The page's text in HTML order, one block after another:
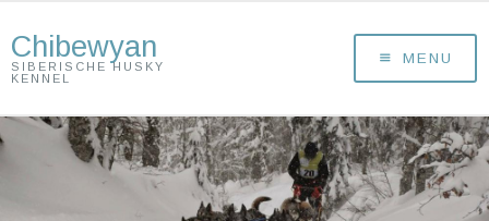
Chibewyan
SIBERISCHE HUSKY
KENNEL
MENU